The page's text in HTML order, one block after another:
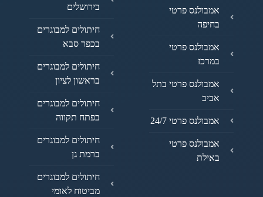
אמבולנס פרטי
אמבולנס פרטי
אמבולנס פרטי בתל
אמבולנס פרטי 24/7
אמבולנס פרטי
חיתולים למבוגרים
חיתולים למבוגרים
בראשון לציון
חיתולים למבוגרים
בפתח תקווה
חיתולים למבוגרים
חיתולים למבוגרים
מביטוח לאומי